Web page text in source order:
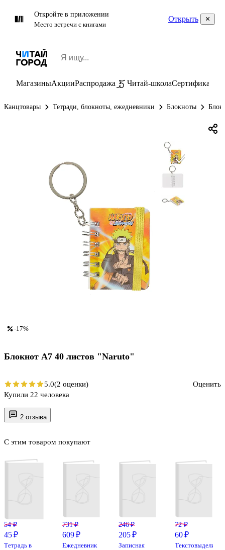
Откройте в приложении
Место встречи с книгами
Открыть
МагазиныАкцииРаспродажа Читай-школаСертификаты
Канцтовары Тетради, блокноты, ежедневники Блокноты
2 отзыва
С этим товаром покупают
54 ₽
45 ₽
Тетрадь в
731 ₽
609 ₽
Ежедневник
246 ₽
205 ₽
Записная
72 ₽
60 ₽
-17%
Блокнот А7 40 листов "Naruto"
5.0(2 оценки)
Оценить
Купили 22 человека